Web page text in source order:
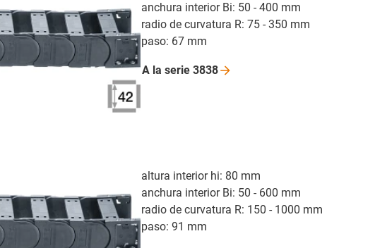
anchura interior Bi: 50 - 400 mm
radio de curvatura R: 75 - 350 mm
paso: 67 mm
A la serie 3838
altura interior hi: 80 mm
anchura interior Bi: 50 - 600 mm
radio de curvatura R: 150 - 1000 mm
paso: 91 mm